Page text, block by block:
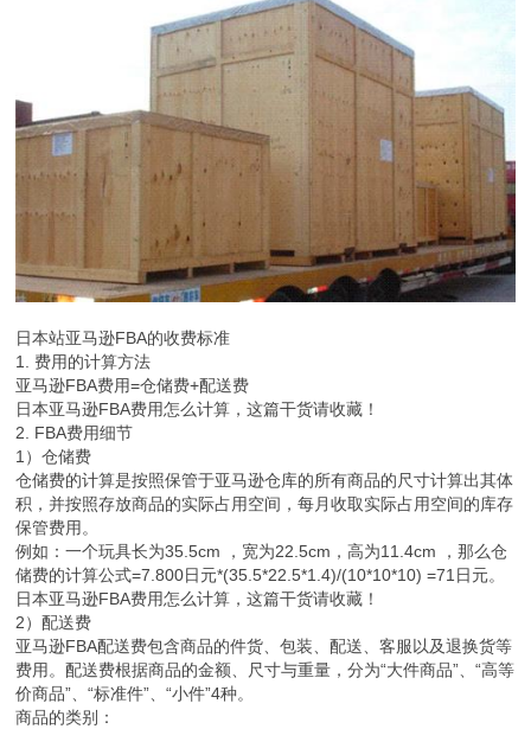
日本站亚马逊FBA的收费标准
1. 费用的计算方法
亚马逊FBA费用=仓储费+配送费
日本亚马逊FBA费用怎么计算，这篇干货请收藏！
2. FBA费用细节
1）仓储费
仓储费的计算是按照保管于亚马逊仓库的所有商品的尺寸计算出其体
积，并按照存放商品的实际占用空间，每月收取实际占用空间的库存
保管费用。
例如：一个玩具长为35.5cm ，宽为22.5cm，高为11.4cm ，那么仓
储费的计算公式=7.800日元*(35.5*22.5*1.4)/(10*10*10) =71日元。
日本亚马逊FBA费用怎么计算，这篇干货请收藏！
2）配送费
亚马逊FBA配送费包含商品的件货、包装、配送、客服以及退换货等
费用。配送费根据商品的金额、尺寸与重量，分为“大件商品”、“高等
价商品”、“标准件”、“小件”4种。
商品的类别：